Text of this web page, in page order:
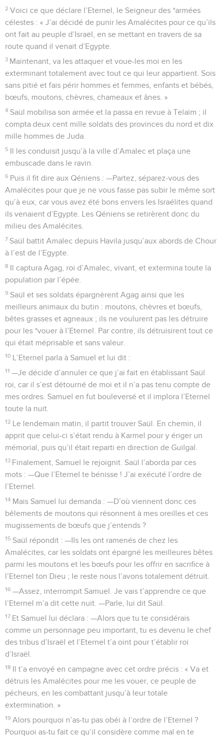
2 Voici ce que déclare l’Eternel, le Seigneur des *armées
célestes : « J’ai décidé de punir les Amalécites pour ce qu’ils
ont fait au peuple d’Israël, en se mettant en travers de sa
route quand il venait d’Egypte.
3 Maintenant, va les attaquer et voue-les moi en les
exterminant totalement avec tout ce qui leur appartient. Sois
sans pitié et fais périr hommes et femmes, enfants et bébés,
bœufs, moutons, chèvres, chameaux et ânes. »
4 Saül mobilisa son armée et la passa en revue à Telaïm ; il
compta deux cent mille soldats des provinces du nord et dix
mille hommes de Juda.
5 Il les conduisit jusqu’à la ville d’Amalec et plaça une
embuscade dans le ravin.
6 Puis il fit dire aux Qéniens : —Partez, séparez-vous des
Amalécites pour que je ne vous fasse pas subir le même sort
qu’à eux, car vous avez été bons envers les Israélites quand
ils venaient d’Egypte. Les Qéniens se retirèrent donc du
milieu des Amalécites.
7 Saül battit Amalec depuis Havila jusqu’aux abords de Chour
à l’est de l’Egypte.
8 Il captura Agag, roi d’Amalec, vivant, et extermina toute la
population par l’épée.
9 Saül et ses soldats épargnèrent Agag ainsi que les
meilleurs animaux du butin : moutons, chèvres et bœufs,
bêtes grasses et agneaux ; ils ne voulurent pas les détruire
pour les *vouer à l’Eternel. Par contre, ils détruisirent tout ce
qui était méprisable et sans valeur.
10 L’Eternel parla à Samuel et lui dit :
11 —Je décide d’annuler ce que j’ai fait en établissant Saül
roi, car il s’est détourné de moi et il n’a pas tenu compte de
mes ordres. Samuel en fut bouleversé et il implora l’Eternel
toute la nuit.
12 Le lendemain matin, il partit trouver Saül. En chemin, il
apprit que celui-ci s’était rendu à Karmel pour y ériger un
mémorial, puis qu’il était reparti en direction de Guilgal.
13 Finalement, Samuel le rejoignit. Saül l’aborda par ces
mots : —Que l’Eternel te bénisse ! J’ai exécuté l’ordre de
l’Eternel.
14 Mais Samuel lui demanda : —D’où viennent donc ces
bêlements de moutons qui résonnent à mes oreilles et ces
mugissements de bœufs que j’entends ?
15 Saül répondit : —Ils les ont ramenés de chez les
Amalécites, car les soldats ont épargné les meilleures bêtes
parmi les moutons et les bœufs pour les offrir en sacrifice à
l’Eternel ton Dieu ; le reste nous l’avons totalement détruit.
16 —Assez, interrompit Samuel. Je vais t’apprendre ce que
l’Eternel m’a dit cette nuit. —Parle, lui dit Saül.
17 Et Samuel lui déclara : —Alors que tu te considérais
comme un personnage peu important, tu es devenu le chef
des tribus d’Israël et l’Eternel t’a oint pour t’établir roi
d’Israël.
18 Il t’a envoyé en campagne avec cet ordre précis : « Va et
détruis les Amalécites pour me les vouer, ce peuple de
pécheurs, en les combattant jusqu’à leur totale
extermination. »
19 Alors pourquoi n’as-tu pas obéi à l’ordre de l’Eternel ?
Pourquoi as-tu fait ce qu’il considère comme mal en te